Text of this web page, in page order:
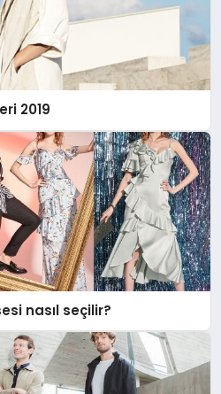
2019
nasıl seçilir?